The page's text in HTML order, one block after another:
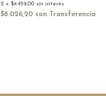
2 x $4.459,00 sin interés
$8.026,20 con Transferencia